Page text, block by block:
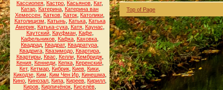
Кассиопея Кастро Касьянов Кат,
Катар Катерина Катерина ван
Хемессен Катков Каток Католики
Католицизм
Катынь, Катька, Катька
Америк, Катька-сука, Катя, Каунас
Каутский, Кауфман, Кафе,
Кафельников Кафка Каховка
Квадрад Квадрат, Квадратура
Квадрига, Квазимодо, Квартира,
Квартиры, Квас Келли, Кембридж,
Кения, Кеннеди, Кепка, Керенский,
Кет, Кетмар Кибрик Киев Кики
Кикодзе, Ким Ким Чен Ир, Кинешма,
Кино Кинозал Кипа Киреев Кирилл
Киров Кирпичёнок Киселёв
Top of Page